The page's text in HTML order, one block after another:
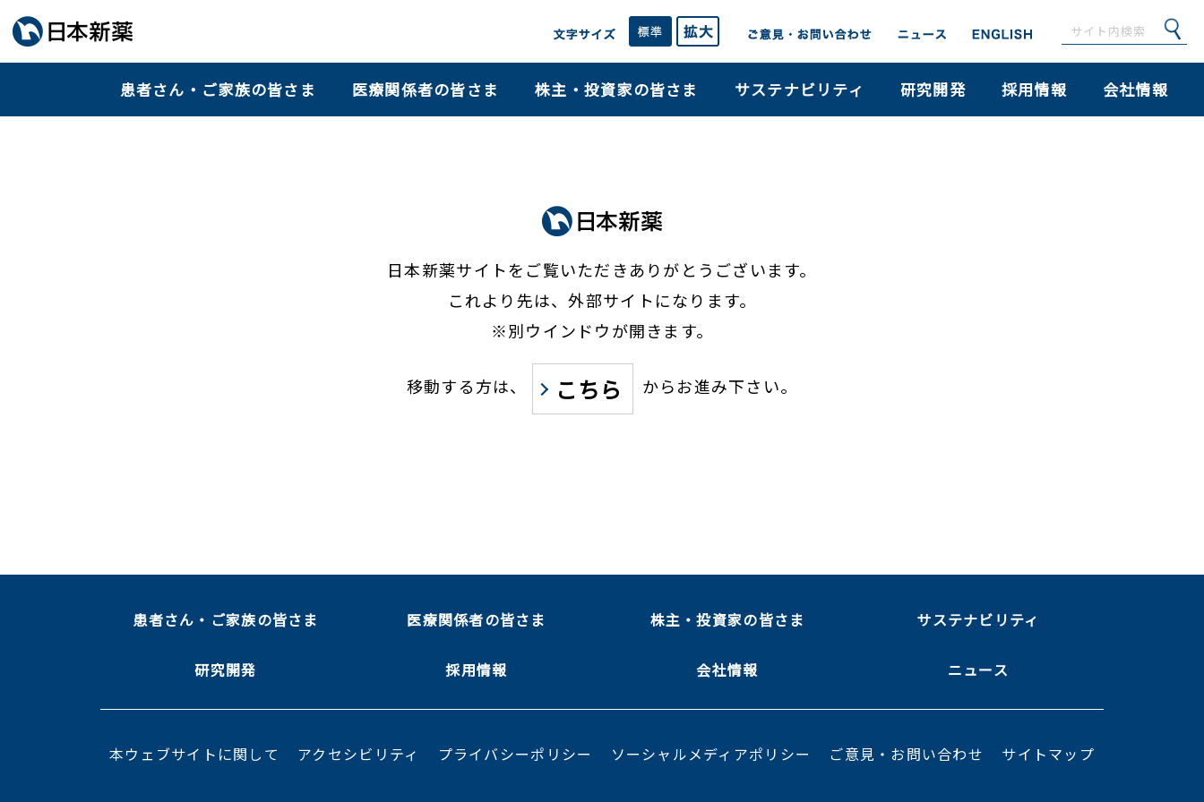
患者さん・ご家族の皆さま 医療関係者の皆さま 株主・投資家の皆さま サステナビリティ 研究開発 採用情報 会社情報
日本新薬サイトをご覧いただきありがとうございます。
これより先は、外部サイトになります。
※別ウインドウが開きます。
移動する方は、 こちら からお進み下さい。
患者さん・ご家族の皆さま 医療関係者の皆さま 株主・投資家の皆さま サステナビリティ
研究開発 採用情報 会社情報 ニュース
本ウェブサイトに関して アクセシビリティ プライバシーポリシー ソーシャルメディアポリシー ご意見・お問い合わせ サイトマップ